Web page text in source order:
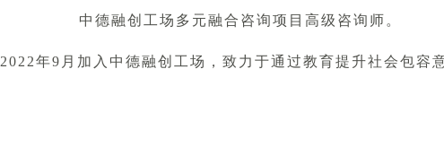
中德融创工场多元融合咨询项目高级咨询师。
2022年9月加入中德融创工场，致力于通过教育提升社会包容